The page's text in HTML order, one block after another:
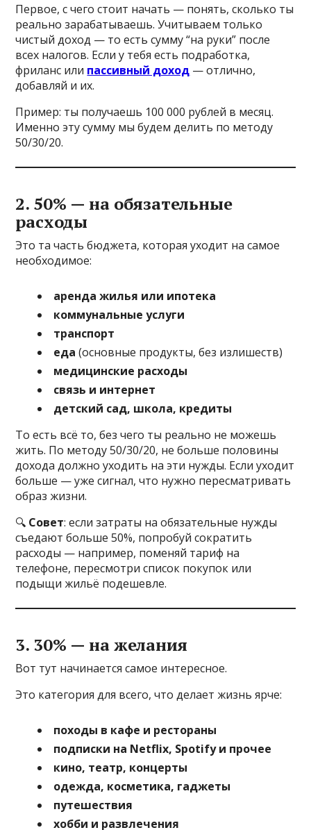
Первое, с чего стоит начать — понять, сколько ты
реально зарабатываешь. Учитываем только
чистый доход — то есть сумму “на руки” после
всех налогов. Если у тебя есть подработка,
фриланс или пассивный доход — отлично,
добавляй и их.
Пример: ты получаешь 100 000 рублей в месяц.
Именно эту сумму мы будем делить по методу
50/30/20.
2. 50% — на обязательные
расходы
Это та часть бюджета, которая уходит на самое
необходимое:
аренда жилья или ипотека
коммунальные услуги
транспорт
еда(основные продукты, без излишеств)
медицинские расходы
связь и интернет
детский сад, школа, кредиты
То есть всё то, без чего ты реально не можешь
жить. По методу 50/30/20, не больше половины
дохода должно уходить на эти нужды. Если уходит
больше — уже сигнал, что нужно пересматривать
образ жизни.
🔍 Совет: если затраты на обязательные нужды
съедают больше 50%, попробуй сократить
расходы — например, поменяй тариф на
телефоне, пересмотри список покупок или
подыщи жильё подешевле.
3. 30% — на желания
Вот тут начинается самое интересное.
Это категория для всего, что делает жизнь ярче:
походы в кафе и рестораны
подписки на Netflix, Spotify и прочее
кино, театр, концерты
одежда, косметика, гаджеты
путешествия
хобби и развлечения